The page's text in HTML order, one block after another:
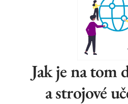
Jak je na tom
a strojové